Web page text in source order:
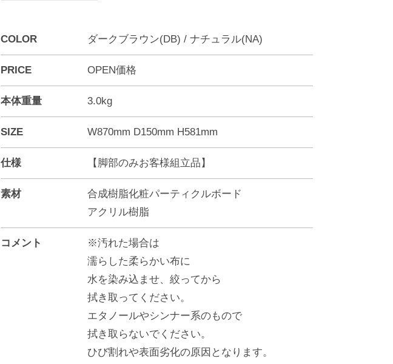
COLOR ダークブラウン(DB) / ナチュラル(NA)
PRICE OPEN価格
本体重量 3.0kg
SIZE W870mm D150mm H581mm
仕様 【脚部のみお客様組立品】
素材
合成樹脂化粧パーティクルボード
アクリル樹脂
コメント
※汚れた場合は
濡らした柔らかい布に
水を染み込ませ、絞ってから
拭き取ってください。
エタノールやシンナー系のもので
拭き取らないでください。
ひび割れや表面劣化の原因となります。